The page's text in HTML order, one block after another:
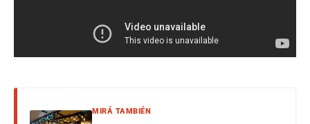
MIRÁ TAMBIÉN